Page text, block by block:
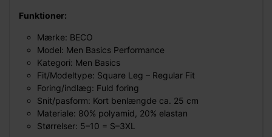
Funktioner:
Mærke: BECO
Model: Men Basics Performance
Kategori: Men Basics
Fit/Modeltype: Square Leg – Regular Fit
Foring/indlæg: Fuld foring
Snit/pasform: Kort benlængde ca. 25 cm
Materiale: 80% polyamid, 20% elastan
Størrelser: 5–10 = S–3XL